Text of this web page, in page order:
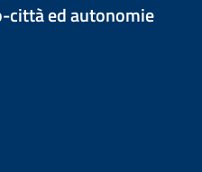
città ed autonomie